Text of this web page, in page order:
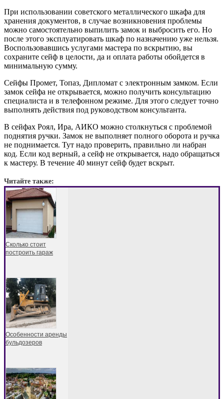
При использовании советского металлического шкафа для
хранения документов, в случае возникновения проблемы
можно самостоятельно выпилить замок и выбросить его. Но
после этого эксплуатировать шкаф по назначению уже нельзя.
Воспользовавшись услугами мастера по вскрытию, вы
сохраните сейф в целости, да и оплата работы обойдется в
минимальную сумму.
Сейфы Промет, Топаз, Дипломат с электронным замком. Если
замок сейфа не открывается, можно получить консультацию
специалиста и в телефонном режиме. Для этого следует точно
выполнять действия под руководством консультанта.
В сейфах Роял, Ира, АИКО можно столкнуться с проблемой
поднятия ручки. Замок не выполняет полного оборота и ручка
не поднимается. Тут надо проверить, правильно ли набран
код. Если код верный, а сейф не открывается, надо обращаться
к мастеру. В течение 40 минут сейф будет вскрыт.
Читайте также:
Сколько стоит
построить гараж
Особенности аренды
бульдозеров